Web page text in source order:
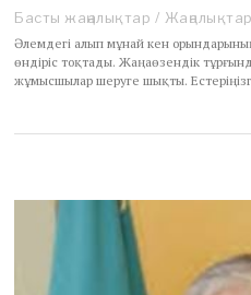
Басты жаңалықтар / Жаңалықтар
Әлемдегі алып мұнай кен
өндіріс тоқтады. Жаңаөзендік
жұмысшылар шеруге шықты.